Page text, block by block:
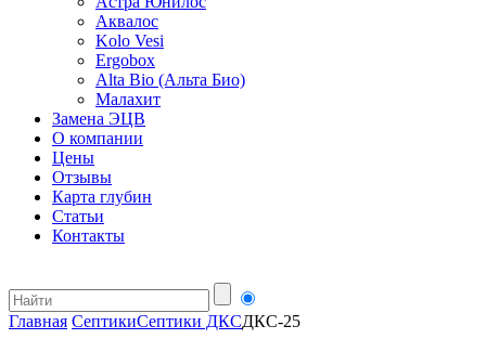
Аквалос
Kolo Vesi
Ergobox
Alta Bio (Альта Био)
Малахит
Замена ЭЦВ
О компании
Цены
Отзывы
Карта глубин
Статьи
Контакты
Главная СептикиСептики ДКСДКС-25